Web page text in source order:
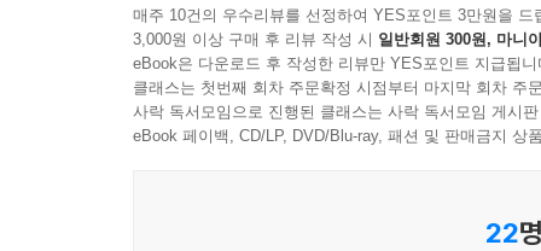
100점짜리 시험지로 바꿔 엄마 아빠 기분을 좋게
코인의 능력을 맛본 민우는 이제, 해치 씨가 원
혼란스럽기만 합니다. 어른들은 거짓말은 무조
새하얀 거짓말 정도였으니까요. 해치 씨가 원하
매주 10건의 우수리뷰를 선정하여 YES포인트 3만원을 드
3,000원 이상 구매 후 리뷰 작성 시 일반회원 300원, 마니
eBook은 다운로드 후 작성한 리뷰만 YES포인트 지급됩니
클래스는 첫번째 회차 주문확정 시점부터 마지막 회차 주
사락 독서모임으로 진행된 클래스는 사락 독서모임 게시
eBook 페이백, CD/LP, DVD/Blu-ray, 패션 및 판매금지 상
22